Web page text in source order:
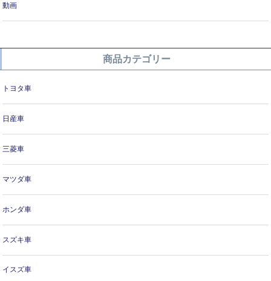
動画
商品カテゴリー
トヨタ車
日産車
三菱車
マツダ車
ホンダ車
スズキ車
イスズ車